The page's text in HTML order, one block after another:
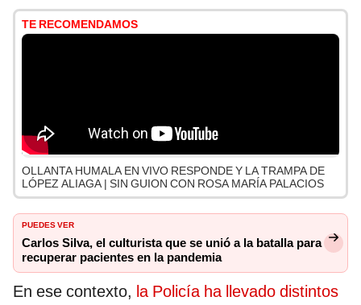
TE RECOMENDAMOS
OLLANTA HUMALA EN VIVO RESPONDE Y LA TRAMPA DE
LÓPEZ ALIAGA | SIN GUION CON ROSA MARÍA PALACIOS
PUEDES VER
Carlos Silva, el culturista que se unió a la batalla para
recuperar pacientes en la pandemia
En ese contexto, la Policía ha llevado distintos